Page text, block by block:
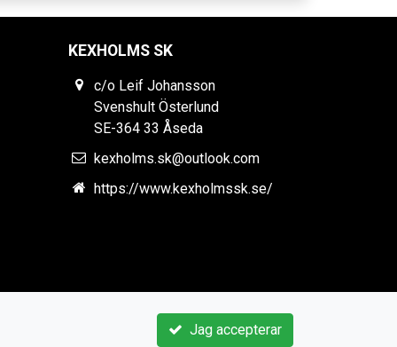
KEXHOLMS SK
c/o Leif Johansson
Svenshult Österlund
SE-364 33 Åseda
kexholms.sk@outlook.com
https://www.kexholmssk.se/
Jag accepterar